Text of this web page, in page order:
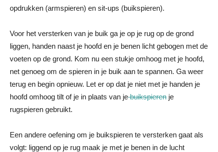
opdrukken (armspieren) en sit-ups (buikspieren).
Voor het versterken van je buik ga je op je rug op de grond
liggen, handen naast je hoofd en je benen licht gebogen met de
voeten op de grond. Kom nu een stukje omhoog met je hoofd,
net genoeg om de spieren in je buik aan te spannen. Ga weer
terug en begin opnieuw. Let er op dat je niet met je handen je
hoofd omhoog tilt of je in plaats van jebuikspieren je
rugspieren gebruikt.
Een andere oefening om je buikspieren te versterken gaat als
volgt: liggend op je rug maak je met je benen in de lucht